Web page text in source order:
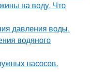
на воду. Что
давления воды.
водяного
насосов.